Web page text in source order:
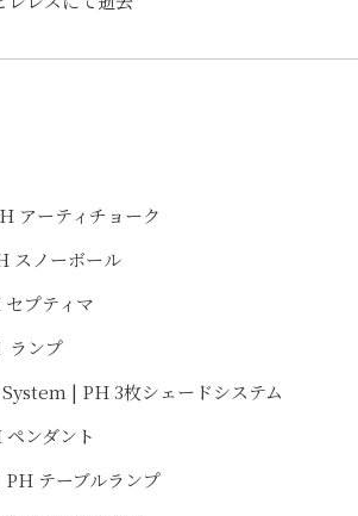
アーティチョーク
スノーボール
プティマ
ランプ
| PH 3枚シェードシステム
ンダント
テーブルランプ